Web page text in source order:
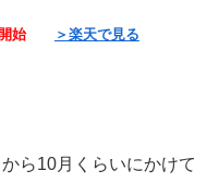
始 ＞楽天で見る
ら10月くらいにかけて